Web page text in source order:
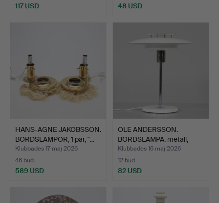
117 USD 48 USD
HANS-AGNE JAKOBSSON.
BORDSLAMPOR, 1 par, "…
Klubbades 17 maj 2026
46 bud
589 USD
OLE ANDERSSON.
BORDSLAMPA, metall,
"Aurora…
Klubbades 16 maj 2026
12 bud
82 USD